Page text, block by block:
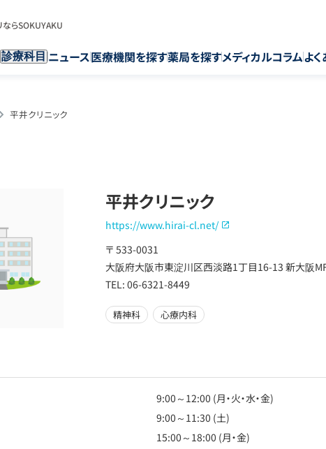
ならSOKUYAKU
診療科目 ニュース医療機関を探す薬局を探すメディカルコラムよ
平井クリニック
平井クリニック
https://www.hirai-cl.net/
〒 533-0031
大阪府大阪市東淀川区西淡路1丁目16-13 新大阪
TEL: 06-6321-8449
精神科 心療内科
9:00～12:00 (月・火・水・金)
9:00～11:30 (土)
15:00～18:00 (月・金)